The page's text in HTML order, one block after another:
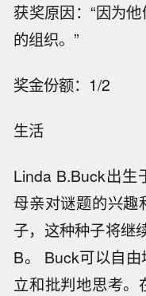
获奖原因：“因为
的组织。”
奖金份额：1/2
生活
Linda B.Buck出生
母亲对谜题的兴趣
子，这种种子将继
B。 Buck可以自
立和批判地思考。